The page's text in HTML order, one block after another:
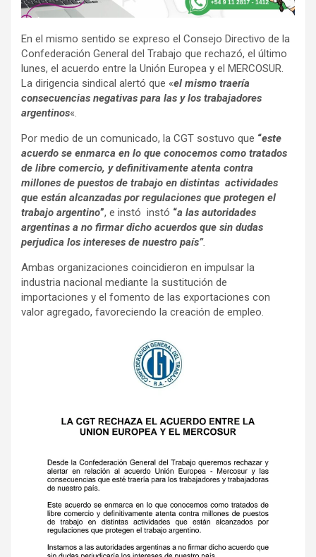
En el mismo sentido se expreso el Consejo Directivo de la
Confederación General del Trabajo que rechazó, el último
lunes, el acuerdo entre la Unión Europea y el MERCOSUR.
La dirigencia sindical alertó que «el mismo traería
consecuencias negativas para las y los trabajadores
argentinos«.
Por medio de un comunicado, la CGT sostuvo que “este
acuerdo se enmarca en lo que conocemos como tratados
de libre comercio, y definitivamente atenta contra
millones de puestos de trabajo en distintas actividades
que están alcanzadas por regulaciones que protegen el
trabajo argentino”, e instó instó “a las autoridades
argentinas a no firmar dicho acuerdos que sin dudas
perjudica los intereses de nuestro país”.
Ambas organizaciones coincidieron en impulsar la
industria nacional mediante la sustitución de
importaciones y el fomento de las exportaciones con
valor agregado, favoreciendo la creación de empleo.